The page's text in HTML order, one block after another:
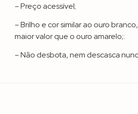
– Preço acessível;
– Brilho e cor similar ao ouro
maior valor que o ouro amarelo;:
– Não desbota, nem descasca